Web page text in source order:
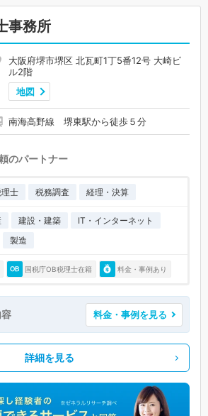
事務所
大阪府堺市堺区 北瓦町1丁5番12号 大崎ビ
ル2階
地図
南海高野線 堺東駅から徒歩５分
のパートナー
士 税務調査 経理・決算
建設・建築
IT・インターネット
製造
国税庁OB税理士在籍 料金・事例あり
料金・事例を見る
詳細を見る